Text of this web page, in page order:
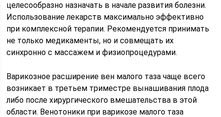
целесообразно назначать в начале развития болезни.
Использование лекарств максимально эффективно
при комплексной терапии. Рекомендуется принимать
не только медикаменты, но и совмещать их
синхронно с массажем и физиопроцедурами.
Варикозное расширение вен малого таза чаще всего
возникает в третьем триместре вынашивания плода
либо после хирургического вмешательства в этой
области. Венотоники при варикозе малого таза